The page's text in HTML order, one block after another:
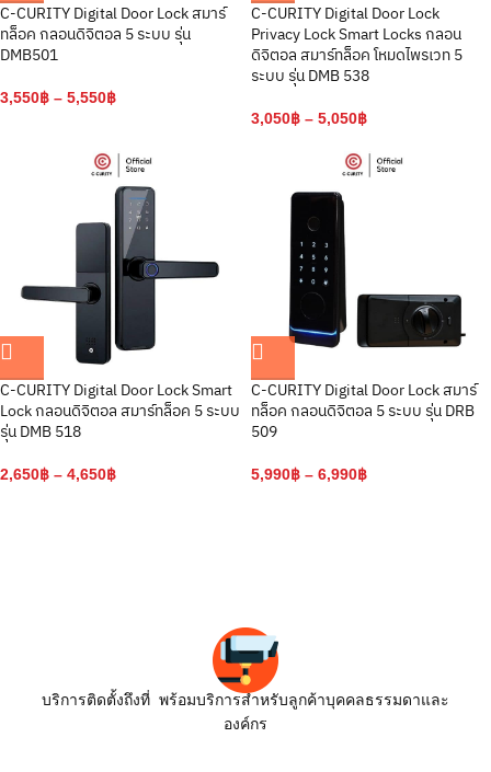
C-CURITY Digital Door Lock สมาร์
ทล็อค กลอนดิจิตอล 5 ระบบ รุ่น
DMB501
3,550฿ – 5,550฿
C-CURITY Digital Door Lock
Privacy Lock Smart Locks กลอน
ดิจิตอล สมาร์ทล็อค โหมดไพรเวท 5
ระบบ รุ่น DMB 538
3,050฿ – 5,050฿
C-CURITY Digital Door Lock Smart
Lock กลอนดิจิตอล สมาร์ทล็อค 5 ระบบ
รุ่น DMB 518
2,650฿ – 4,650฿
C-CURITY Digital Door Lock สมาร์
ทล็อค กลอนดิจิตอล 5 ระบบ รุ่น DRB
509
5,990฿ – 6,990฿
บริการติดตั้งถึงที่ พร้อมบริการสำหรับลูกค้าบุคคลธรรมดาและ
องค์กร